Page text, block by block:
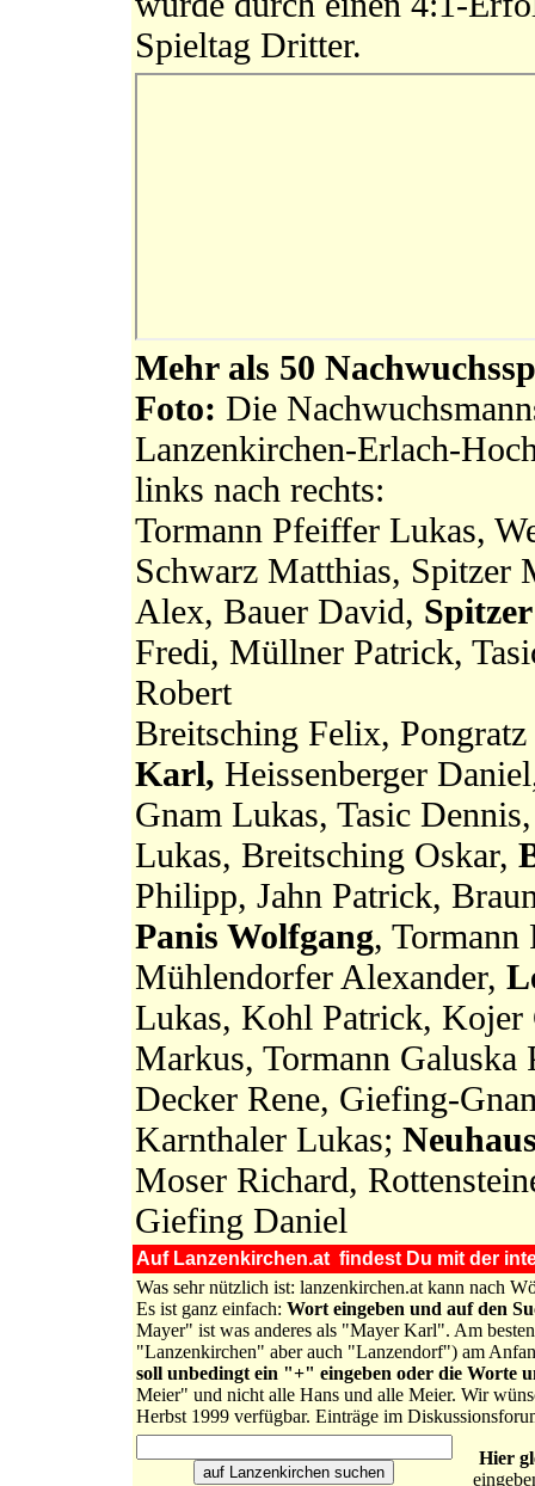
Spieltag Dritter.
Mehr als 50
Foto: Die
Lanzenkirchen-Erlach-
links nach rechts:
Tormann Pfeiffer Lukas,
Schwarz Matthias, Spitzer
Alex, Bauer David,
Fredi, Müllner Patrick,
Robert
Breitsching Felix,
Karl, Heissenberger
Gnam Lukas, Tasic
Lukas, Breitsching Oskar,
Philipp, Jahn Patrick,
Panis Wolfgang,
Mühlendorfer Alexander,
Lukas, Kohl Patrick, Kojer
Markus, Tormann
Decker Rene, Giefing-
Karnthaler Lukas;
Moser Richard,
Giefing Daniel
Auf Lanzenkirchen.at findest Du mit der
Was sehr nützlich ist: lanzenkirchen.at kann nach
Es ist ganz einfach: Wort eingeben und auf den
Mayer" ist was anderes als "Mayer Karl". Am
"Lanzenkirchen" aber auch "Lanzendorf") am
soll unbedingt ein "+" eingeben oder die Worte
Meier" und nicht alle Hans und alle Meier. Wir
Herbst 1999 verfügbar. Einträge im
Hier